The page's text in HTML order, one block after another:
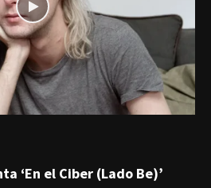
‘En el Ciber (Lado Be)’